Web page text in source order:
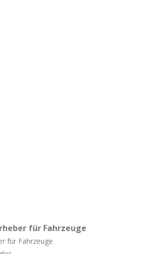
für Fahrzeuge
für Fahrzeuge